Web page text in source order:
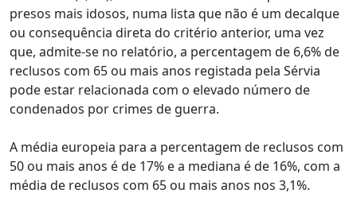
presos mais idosos, numa lista que não é um decalque
ou consequência direta do critério anterior, uma vez
que, admite-se no relatório, a percentagem de 6,6% de
reclusos com 65 ou mais anos registada pela Sérvia
pode estar relacionada com o elevado número de
condenados por crimes de guerra.
A média europeia para a percentagem de reclusos com
50 ou mais anos é de 17% e a mediana é de 16%, com a
média de reclusos com 65 ou mais anos nos 3,1%.